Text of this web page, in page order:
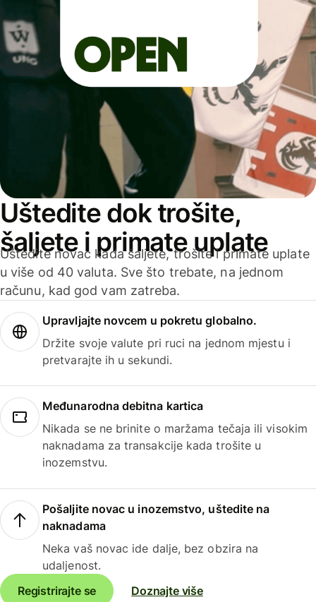
Uštedite dok trošite,
šaljete i primate uplate
Uštedite novac kada šaljete, trošite i primate uplate
u više od 40 valuta. Sve što trebate, na jednom
računu, kad god vam zatreba.
Upravljajte novcem u pokretu globalno.
Držite svoje valute pri ruci na jednom mjestu i
pretvarajte ih u sekundi.
Međunarodna debitna kartica
Nikada se ne brinite o maržama tečaja ili visokim
naknadama za transakcije kada trošite u
inozemstvu.
Pošaljite novac u inozemstvo, uštedite na
naknadama
Neka vaš novac ide dalje, bez obzira na
udaljenost.
Registrirajte se
Doznajte više